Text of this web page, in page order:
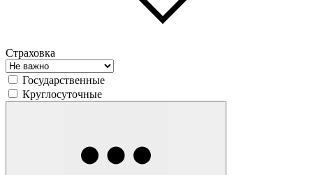
Страховка
Государственные
Круглосуточные